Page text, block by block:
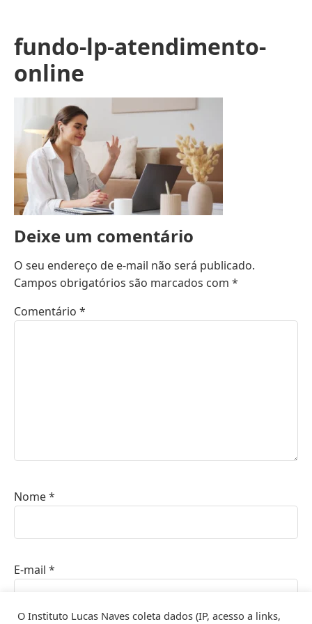
fundo-lp-atendimento-
online
Deixe um comentário
O seu endereço de e-mail não será publicado.
Campos obrigatórios são marcados com *
Comentário *
Nome*
E-mail *
O Instituto Lucas Naves coleta dados (IP, acesso a links,